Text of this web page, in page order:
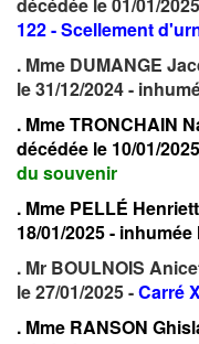
122 - Scellement
. Mme DUMANGE
le 31/12/2024 -
. Mme TRONCHAIN
décédée le 10/01/
du souvenir
. Mme PELLÉ
18/01/2025 - inhumée
. Mr BOULNOIS
le 27/01/2025 -Carré
. Mme RANSON